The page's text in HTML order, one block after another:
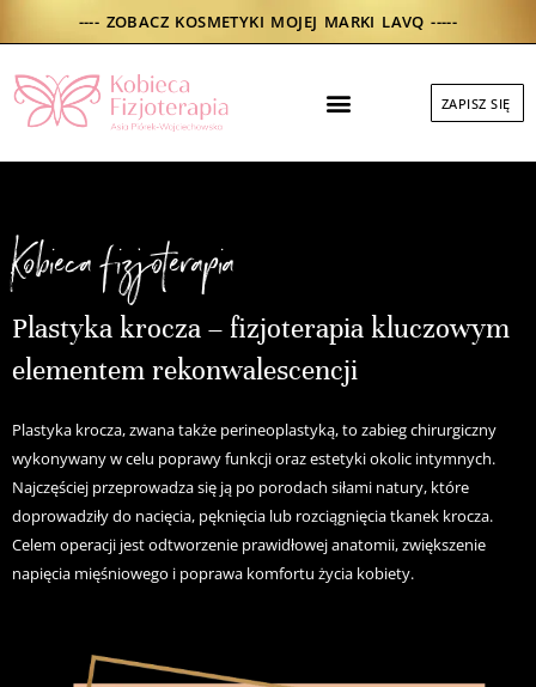
to
content
---- ZOBACZ KOSMETYKI MOJEJ MARKI LAVQ -----
Menu ZAPISZ SIĘ
Kobieca fizjoterapia
Plastyka krocza – fizjoterapia kluczowym
elementem rekonwalescencji
Plastyka krocza, zwana także perineoplastyką, to zabieg chirurgiczny
wykonywany w celu poprawy funkcji oraz estetyki okolic intymnych.
Najczęściej przeprowadza się ją po porodach siłami natury, które
doprowadziły do nacięcia, pęknięcia lub rozciągnięcia tkanek krocza.
Celem operacji jest odtworzenie prawidłowej anatomii, zwiększenie
napięcia mięśniowego i poprawa komfortu życia kobiety.